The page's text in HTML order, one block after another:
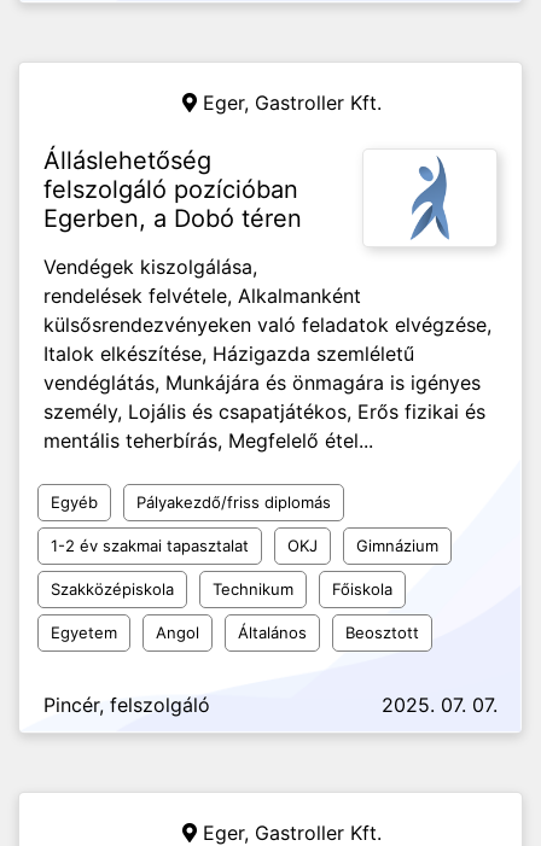
Eger, Gastroller Kft.
Álláslehetőség
felszolgáló pozícióban
Egerben, a Dobó téren
Vendégek kiszolgálása,
rendelések felvétele, Alkalmanként
külsősrendezvényeken való feladatok elvégzése,
Italok elkészítése, Házigazda szemléletű
vendéglátás, Munkájára és önmagára is igényes
személy, Lojális és csapatjátékos, Erős fizikai és
mentális teherbírás, Megfelelő étel...
Egyéb Pályakezdő/friss diplomás
1-2 év szakmai tapasztalat OKJ Gimnázium
Szakközépiskola Technikum Főiskola
Egyetem Angol Általános Beosztott
Pincér, felszolgáló 2025. 07. 07.
Eger, Gastroller Kft.